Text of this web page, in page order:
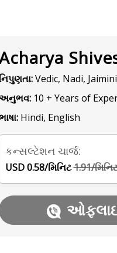
નિપુણતા:Vedic, Nadi, Jaimini
10 + Years of
Hindi, English
કન્સલ્ટેશન ચાર્જ:
USD 0.58/મિનિટ1.91/